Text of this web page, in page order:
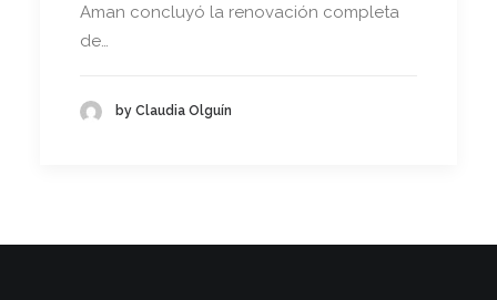
Aman concluyó la renovación completa
de…
by Claudia Olguín